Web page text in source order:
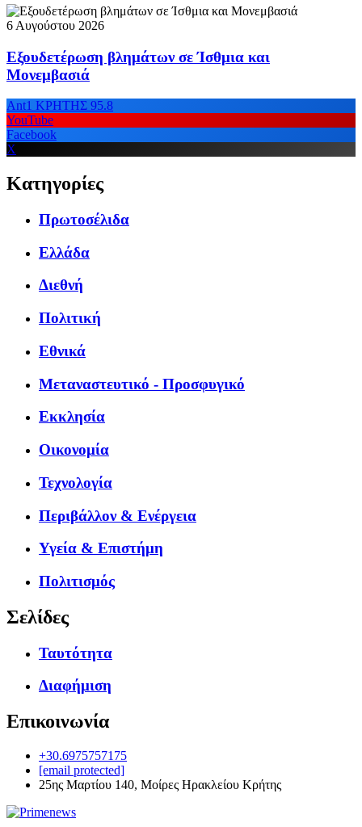
6 Αυγούστου 2026
Εξουδετέρωση βλημάτων σε Ίσθμια και
Μονεμβασιά
Ant1 ΚΡΗΤΗΣ 95.8
YouTube
Facebook
X
Κατηγορίες
Πρωτοσέλιδα
Ελλάδα
Διεθνή
Πολιτική
Εθνικά
Μεταναστευτικό - Προσφυγικό
Εκκλησία
Οικονομία
Τεχνολογία
Περιβάλλον & Ενέργεια
Υγεία & Επιστήμη
Πολιτισμός
Σελίδες
Ταυτότητα
Διαφήμιση
Επικοινωνία
+30.6975757175
[email protected]
25ης Μαρτίου 140, Μοίρες Ηρακλείου Κρήτης